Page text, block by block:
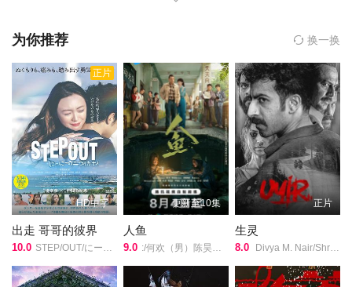
朱婉玉
朱婉洁
主演,
高毅
导演的《如花似玉》在线观看,《如花似玉》百度云网盘资源以及
《如花似玉》高清mp4迅雷下载，希望您能喜欢！
该片讲述了双胞胎姐妹如花和如玉一家，由于三峡工程的需
要，被政府统一移民安置到东台市学习和生活的故事，爸爸妈妈因
为有事要很迟才到东台，奶奶带着如花和如玉先到了东台，但奶奶
由于过度思乡出现了精神障碍，如花和如玉决定每天留下一人照顾
为你推荐 换一换
正片
HD中字
出走 哥哥的彼界
10.0 STEP/OUT/にーにーのニライカナイ/
更新至10集
人鱼
9.0 :/何欢（男）陈昊明卢鑫仁青娜姆/
正片
生灵
8.0 Divya M. Nair/Shruthy Menon/苏迪普/赛亚米·凯尔/罗尚·马修/维诺德·萨加尔/